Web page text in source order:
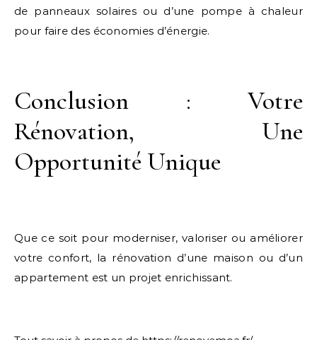
de panneaux solaires ou d’une pompe à chaleur
pour faire des économies d’énergie.
Conclusion : Votre
Rénovation, Une
Opportunité Unique
Que ce soit pour moderniser, valoriser ou améliorer
votre confort, la rénovation d’une maison ou d’un
appartement est un projet enrichissant.